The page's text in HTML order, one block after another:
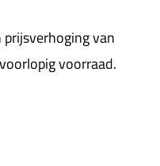
van
voorraad.